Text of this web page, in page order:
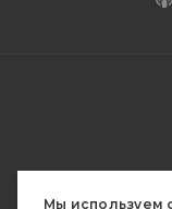
Мы используем